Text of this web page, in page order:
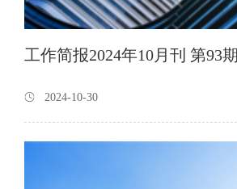
工作简报2024年10月刊 第93期
2024-10-30